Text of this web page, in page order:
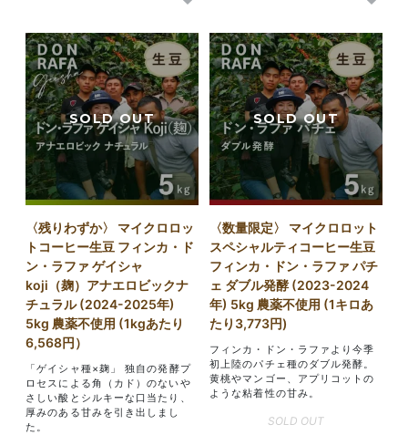
〈残りわずか〉 マイクロロッ
トコーヒー生豆 フィンカ・ド
ン・ラファ ゲイシャ
koji（麹）アナエロビックナ
チュラル (2024-2025年)
5kg 農薬不使用 (1kgあたり
6,568円）
「ゲイシャ種×麹」 独自の発酵プ
ロセスによる角（カド）のないや
さしい酸とシルキーな口当たり、
厚みのある甘みを引き出しまし
た。
〈数量限定〉 マイクロロット
スペシャルティコーヒー生豆
フィンカ・ドン・ラファ パチ
ェ ダブル発酵 (2023-2024
年) 5kg 農薬不使用 (1キロあ
たり3,773円)
フィンカ・ドン・ラファより今季
初上陸のパチェ種のダブル発酵。
黄桃やマンゴー、アプリコットの
ような粘着性の甘み。
SOLD OUT